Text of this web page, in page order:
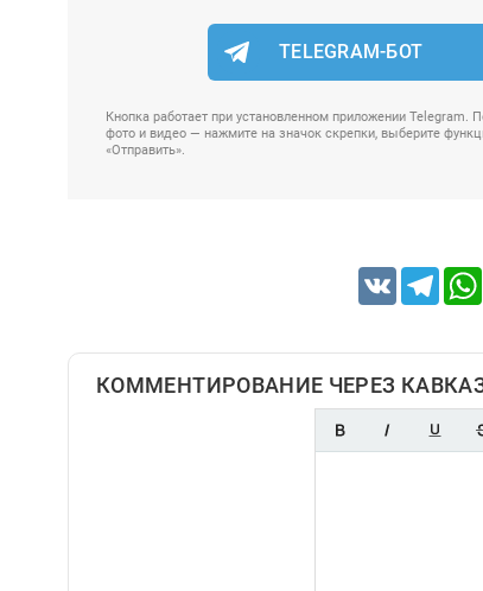
TELEGRAM-БОТ
Кнопка работает при установленном приложении Telegram.
фото и видео — нажмите на значок скрепки, выберите
«Отправить».
VK
КОММЕНТИРОВАНИЕ ЧЕРЕЗ